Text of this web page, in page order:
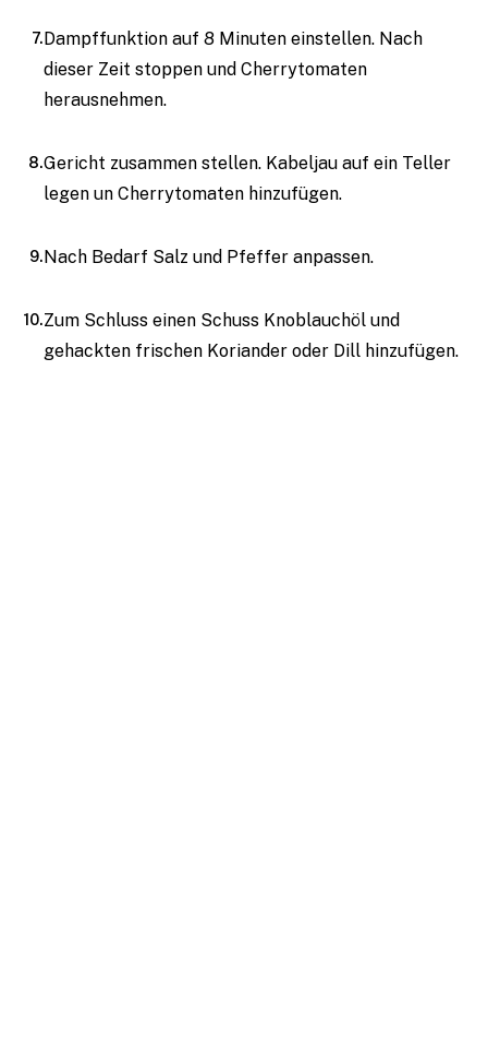
Dampffunktion auf 8 Minuten einstellen. Nach
dieser Zeit stoppen und Cherrytomaten
herausnehmen.
Gericht zusammen stellen. Kabeljau auf ein Teller
legen un Cherrytomaten hinzufügen.
Nach Bedarf Salz und Pfeffer anpassen.
Zum Schluss einen Schuss Knoblauchöl und
gehackten frischen Koriander oder Dill hinzufügen.